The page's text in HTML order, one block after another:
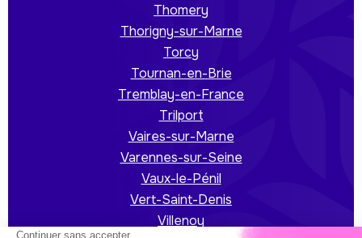
Thomery
Thorigny-sur-Marne
Torcy
Tournan-en-Brie
Tremblay-en-France
Trilport
Vaires-sur-Marne
Varennes-sur-Seine
Vaux-le-Pénil
Vert-Saint-Denis
Villenoy